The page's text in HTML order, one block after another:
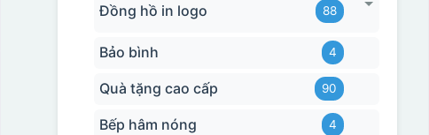
Đồng hồ in logo 88
Bảo bình 4
Quà tặng cao cấp 90
Bếp hâm nóng 4